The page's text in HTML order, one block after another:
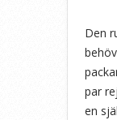
Den
par
en